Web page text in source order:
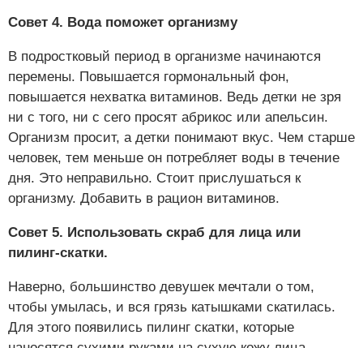
Совет 4. Вода поможет организму
В подростковый период в организме начинаются
перемены. Повышается гормональный фон,
повышается нехватка витаминов. Ведь детки не зря
ни с того, ни с сего просят абрикос или апельсин.
Организм просит, а детки понимают вкус. Чем старше
человек, тем меньше он потребляет воды в течение
дня. Это неправильно. Стоит прислушаться к
организму. Добавить в рацион витаминов.
Совет 5. Использовать скраб для лица или
пилинг-скатки.
Наверно, большинство девушек мечтали о том,
чтобы умылась, и вся грязь катышками скатилась.
Для этого появились пилинг скатки, которые